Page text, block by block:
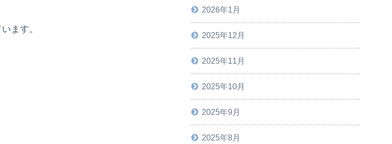
ます。
2026年1月
2025年12月
2025年11月
2025年10月
2025年9月
2025年8月